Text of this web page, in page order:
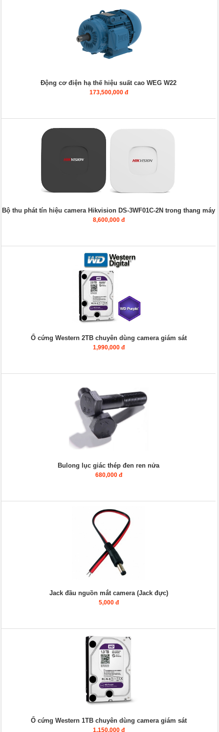
Động cơ điện hạ thế hiệu suất cao WEG W22
173,500,000 đ
Bộ thu phát tín hiệu camera Hikvision DS-3WF01C-2N trong thang máy
8,600,000 đ
Ổ cứng Western 2TB chuyên dùng camera giám sát
1,990,000 đ
Bulong lục giác thép đen ren nửa
680,000 đ
Jack đầu nguồn mắt camera (Jack đực)
5,000 đ
Ổ cứng Western 1TB chuyên dùng camera giám sát
1,150,000 đ